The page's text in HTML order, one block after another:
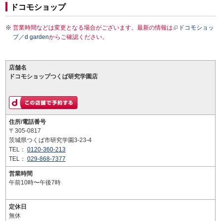
ドコモショップ
営業時間などは変更となる場合がございます。最新の情報は
ドコモショッ
プ／d gardenからご確認ください。
店舗名
ドコモショップつくば研究学園店
住所/電話番号
〒305-0817
茨城県つくば市研究学園3-23-4
TEL： 0120-360-213
TEL： 029-868-7377
営業時間
午前10時〜午後7時
定休日
無休